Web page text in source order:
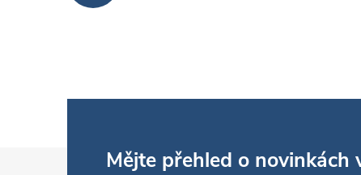
Mějte přehled o novinkách